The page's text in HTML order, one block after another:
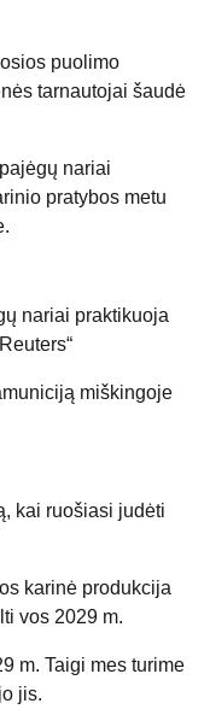
puolimo
tarnautojai šaudė
nariai praktikuoja
kai ruošiasi judėti
karinė produkcija
vos 2029 m.
m. Taigi mes turime
jis.